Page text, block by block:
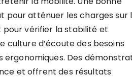
pour atténuer les charges sur
pour vérifier la stabilité et
culture d’écoute des besoins
ergonomiques. Des
et offrent des résultats